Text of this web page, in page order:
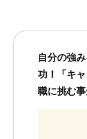
自分の強
功！「キ
職に挑む
ニュース
お客様相談窓